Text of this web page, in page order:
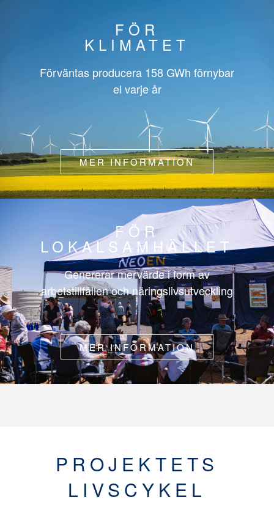
FÖR
KLIMATET
Förväntas producera 158 GWh förnybar
el varje år
MER INFORMATION
FÖR
LOKALSAMHÄLLET
Genererar mervärde i form av
arbetstillfällen och näringslivsutveckling
MER INFORMATION
PROJEKTETS
LIVSCYKEL